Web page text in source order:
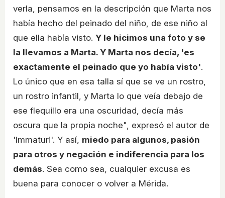
verla, pensamos en la descripción que Marta nos
había hecho del peinado del niño, de ese niño al
que ella había visto. Y le hicimos una foto y se
la llevamos a Marta. Y Marta nos decía, 'es
exactamente el peinado que yo había visto'.
Lo único que en esa talla sí que se ve un rostro,
un rostro infantil, y Marta lo que veía debajo de
ese flequillo era una oscuridad, decía más
oscura que la propia noche", expresó el autor de
'Immaturi'. Y así, miedo para algunos, pasión
para otros y negación e indiferencia para los
demás. Sea como sea, cualquier excusa es
buena para conocer o volver a Mérida.